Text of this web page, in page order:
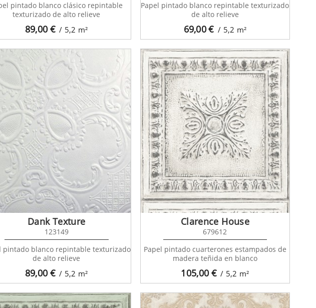
89,00€ / 5,2 m²
pintado blanco clásico repintable
texturizado de alto relieve
69,00€ / 5,2 m²
Papel pintado blanco repintable texturizado
de alto relieve
89,00€ / 5,2 m²
Dank Texture
123149
pintado blanco repintable texturizado
de alto relieve
105,00 € / 5,2 m²
Clarence House
679612
Papel pintado cuarterones estampados de
madera teñida en blanco